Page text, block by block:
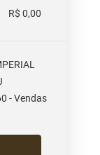
R$ 0,00
- Vendas